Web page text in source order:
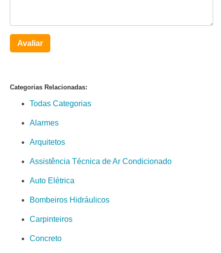
Avaliar
Categorias Relacionadas:
Todas Categorias
Alarmes
Arquitetos
Assistência Técnica de Ar Condicionado
Auto Elétrica
Bombeiros Hidráulicos
Carpinteiros
Concreto